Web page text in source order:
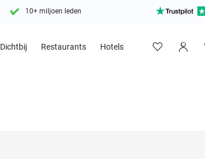
10+ miljoen leden
Dichtbij Restaurants Hotels